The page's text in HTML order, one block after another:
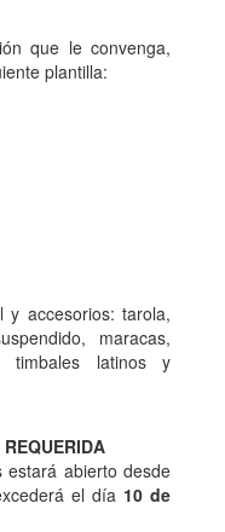
que le convenga,
plantilla:
y accesorios: tarola,
maracas,
timbales latinos y
estará abierto desde
el día 10 de